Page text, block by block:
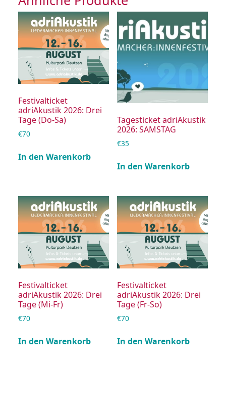
Festivalticket
adriAkustik 2026: Drei
Tage (Do-Sa)
€70
In den Warenkorb
Tagesticket adriAkustik
2026: SAMSTAG
€35
In den Warenkorb
Festivalticket
adriAkustik 2026: Drei
Tage (Mi-Fr)
€70
In den Warenkorb
Festivalticket
adriAkustik 2026: Drei
Tage (Fr-So)
€70
In den Warenkorb